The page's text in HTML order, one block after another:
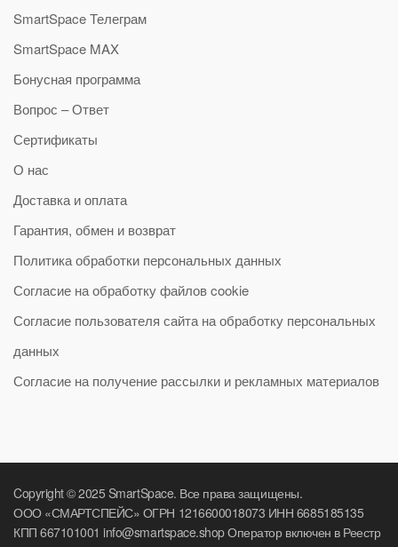
SmartSpace Телеграм
SmartSpace MAX
Бонусная программа
Вопрос – Ответ
Сертификаты
О нас
Доставка и оплата
Гарантия, обмен и возврат
Политика обработки персональных данных
Согласие на обработку файлов cookie
Согласие пользователя сайта на обработку персональных
данных
Согласие на получение рассылки и рекламных материалов
Copyright © 2025 SmartSpace. Все права защищены.
ООО «СМАРТСПЕЙС» ОГРН 1216600018073 ИНН 6685185135
КПП 667101001 info@smartspace.shop Оператор включен в Реестр